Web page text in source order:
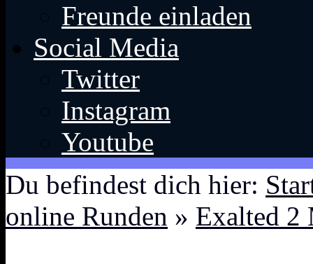
Freunde einladen
Social Media
Twitter
Instagram
Youtube
Du befindest dich hier:
online Runden » Exalted 2